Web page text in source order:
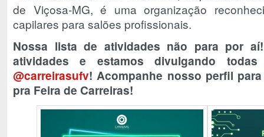
de Viçosa-MG, é uma organização
capilares para salões profissionais.
Nossa lista de atividades não para por
atividades e estamos divulgando
@carreirasufv! Acompanhe nosso perfil
pra Feira de Carreiras!